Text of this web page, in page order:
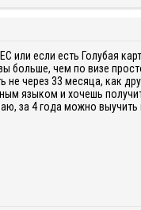
или если есть Голубая
больше, чем по визе
через 33 месяца, как
языком и хочешь
за 4 года можно